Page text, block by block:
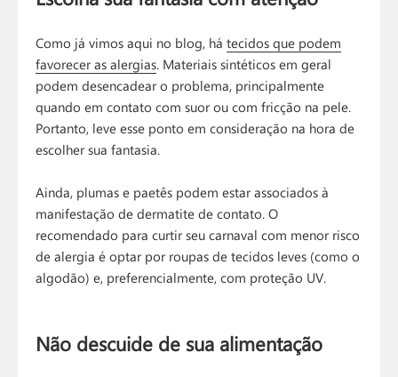
Como já vimos aqui no blog, hátecidos que podem
favorecer as alergias. Materiais sintéticos em geral
podem desencadear o problema, principalmente
quando em contato com suor ou com fricção na pele.
Portanto, leve esse ponto em consideração na hora de
escolher sua fantasia.
Ainda, plumas e paetês podem estar associados à
manifestação de dermatite de contato. O
recomendado para curtir seu carnaval com menor risco
de alergia é optar por roupas de tecidos leves (como o
algodão) e, preferencialmente, com proteção UV.
Não descuide de sua alimentação